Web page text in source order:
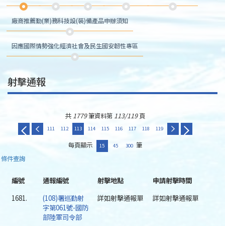
廠商推薦勤(業)務科技設(裝)備產品申辦須知
因應國際情勢強化經濟社會及民生國安韌性專區
射擊通報
共 1779筆資料第 113/119頁
111 112 113 114 115 116 117 118 119
每頁顯示 15 45 300 筆
條件查詢
編號 通報編號 射擊地點
申請射擊時間
1681.
(108)署巡勤射
字第061號-國防
部陸軍司令部
詳如射擊通報單 詳如射擊通報單